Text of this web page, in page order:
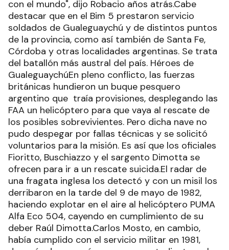
con el mundo", dijo Robacio años atrás.Cabe
destacar que en el Bim 5 prestaron servicio
soldados de Gualeguaychú y de distintos puntos
de la provincia, como así también de Santa Fe,
Córdoba y otras localidades argentinas. Se trata
del batallón más austral del país. Héroes de
GualeguaychúEn pleno conflicto, las fuerzas
británicas hundieron un buque pesquero
argentino que traía provisiones, desplegando las
FAA un helicóptero para que vaya al rescate de
los posibles sobrevivientes. Pero dicha nave no
pudo despegar por fallas técnicas y se solicitó
voluntarios para la misión. Es así que los oficiales
Fioritto, Buschiazzo y el sargento Dimotta se
ofrecen para ir a un rescate suicida.El radar de
una fragata inglesa los detectó y con un misil los
derribaron en la tarde del 9 de mayo de 1982,
haciendo explotar en el aire al helicóptero PUMA
Alfa Eco 504, cayendo en cumplimiento de su
deber Raúl Dimotta.Carlos Mosto, en cambio,
había cumplido con el servicio militar en 1981,